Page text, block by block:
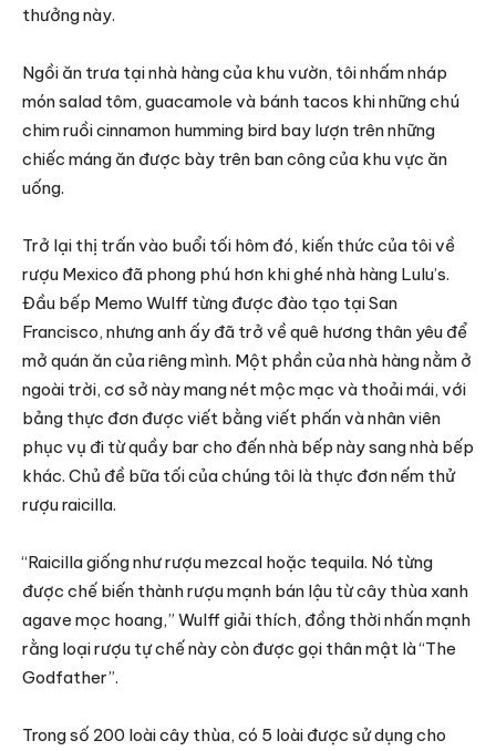
thưởng này.
Ngồi ăn trưa tại nhà hàng của khu vườn, tôi nhấm nháp
món salad tôm, guacamole và bánh tacos khi những chú
chim ruồi cinnamon humming bird bay lượn trên những
chiếc máng ăn được bày trên ban công của khu vực ăn
uống.
Trở lại thị trấn vào buổi tối hôm đó, kiến ​​thức của tôi về
rượu Mexico đã phong phú hơn khi ghé nhà hàng Lulu’s.
Đầu bếp Memo Wulff từng được đào tạo tại San
Francisco, nhưng anh ấy đã trở về quê hương thân yêu để
mở quán ăn của riêng mình. Một phần của nhà hàng nằm ở
ngoài trời, cơ sở này mang nét mộc mạc và thoải mái, với
bảng thực đơn được viết bằng viết phấn và nhân viên
phục vụ đi từ quầy bar cho đến nhà bếp này sang nhà bếp
khác. Chủ đề bữa tối của chúng tôi là thực đơn nếm thử
rượu raicilla.
“Raicilla giống như rượu mezcal hoặc tequila. Nó từng
được chế biến thành rượu mạnh bán lậu từ cây thùa xanh
agave mọc hoang,” Wulff giải thích, đồng thời nhấn mạnh
rằng loại rượu tự chế này còn được gọi thân mật là “The
Godfather”.
Trong số 200 loài cây thùa, có 5 loài được sử dụng cho